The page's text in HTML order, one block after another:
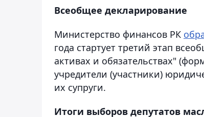
Всеобщее декларирование
Министерство финансов РК
года стартует третий этап
активах и обязательствах"
учредители (участники)
их супруги.
Итоги выборов депутатов